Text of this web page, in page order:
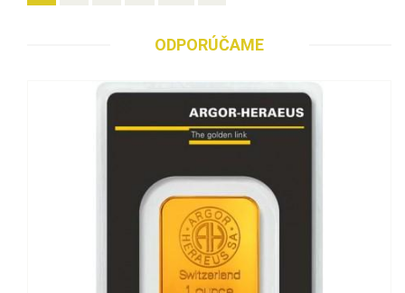
ODPORÚČAME